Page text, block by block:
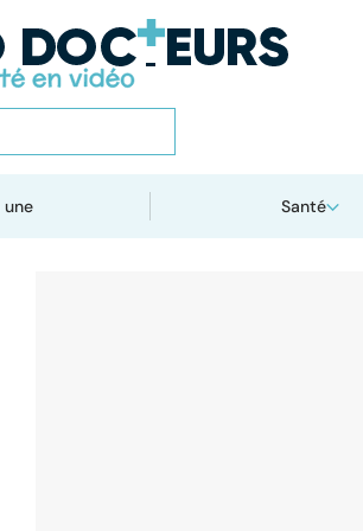
une Santé